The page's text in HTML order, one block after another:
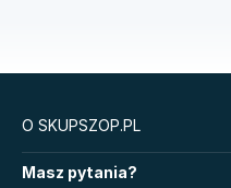
Książki
O SKUPSZOP.PL
Masz pytania?